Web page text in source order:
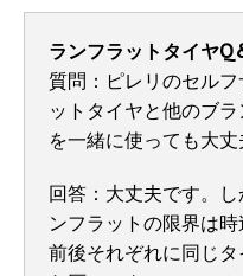
ランフラットタイヤ
質問：ピレリのセル
ットタイヤと他のブ
を一緒に使っても大丈
回答：大丈夫です。
ンフラットの限界は
前後それぞれに同じ